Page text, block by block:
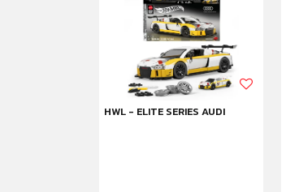
HWL - ELITE SERIES AUDI